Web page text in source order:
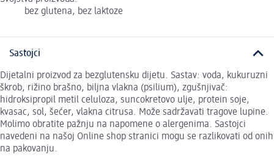
bez glutena, bez laktoze
Sastojci
Dijetalni proizvod za bezglutensku dijetu. Sastav: voda, kukuruzni
škrob, rižino brašno, biljna vlakna (psilium), zgušnjivač:
hidroksipropil metil celuloza, suncokretovo ulje, protein soje,
kvasac, sol, šećer, vlakna citrusa. Može sadržavati tragove lupine.
Molimo obratite pažnju na napomene o alergenima. Sastojci
navedeni na našoj Online shop stranici mogu se razlikovati od onih
na pakovanju.